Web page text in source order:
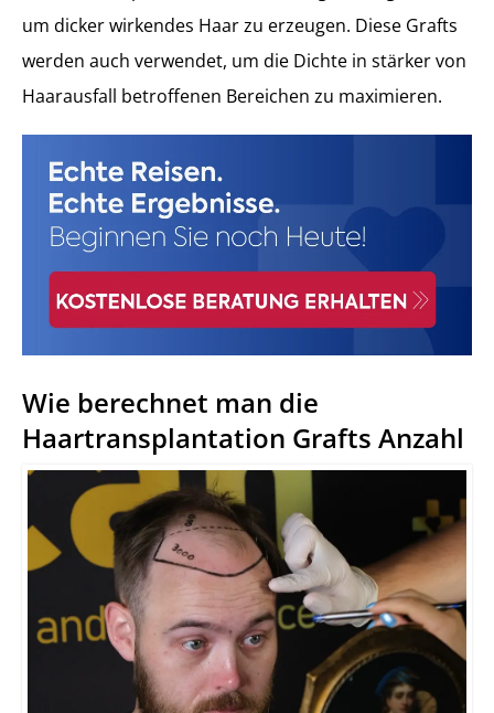
um dicker wirkendes Haar zu erzeugen. Diese Grafts
werden auch verwendet, um die Dichte in stärker von
Haarausfall betroffenen Bereichen zu maximieren.
Wie berechnet man die
Haartransplantation Grafts Anzahl